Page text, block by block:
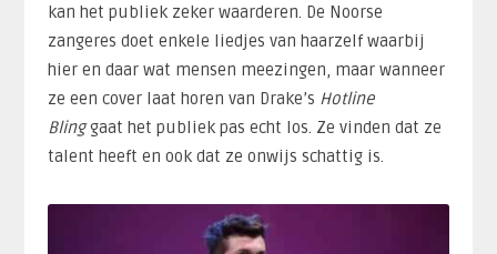
kan het publiek zeker waarderen. De Noorse
zangeres doet enkele liedjes van haarzelf waarbij
hier en daar wat mensen meezingen, maar wanneer
ze een cover laat horen van Drake’s Hotline
Blinggaat het publiek pas echt los. Ze vinden dat ze
talent heeft en ook dat ze onwijs schattig is.